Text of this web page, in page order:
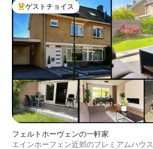
大好評のゲストチョイスです。
ゲストチョイス
フェルトホーヴェンの一軒家
エインホーフェン近郊のプレミアムハウス